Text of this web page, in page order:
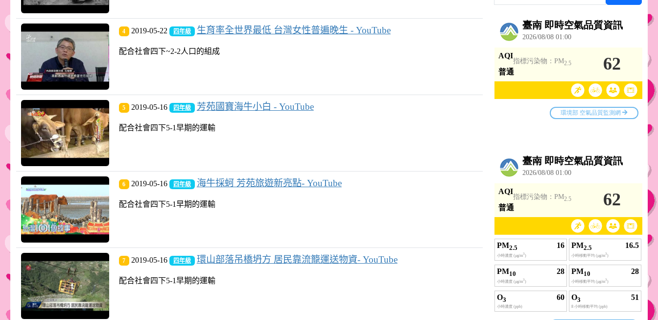
4 2019-05-22 四年級 生育率全世界最低 台灣女性普遍晚生 - YouTube
配合社會四下~2-2人口的組成
5 2019-05-16 四年級 芳苑國寶海牛小白 - YouTube
配合社會四下5-1早期的運輸
6 2019-05-16 四年級 海牛採蚵 芳苑旅遊新亮點- YouTube
配合社會四下5-1早期的運輸
7 2019-05-16 四年級 環山部落吊橋坍方 居民靠流籠運送物資- YouTube
配合社會四下5-1早期的運輸